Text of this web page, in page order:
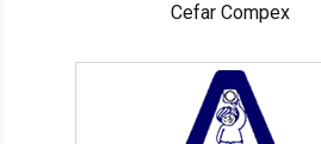
Cefar Compex